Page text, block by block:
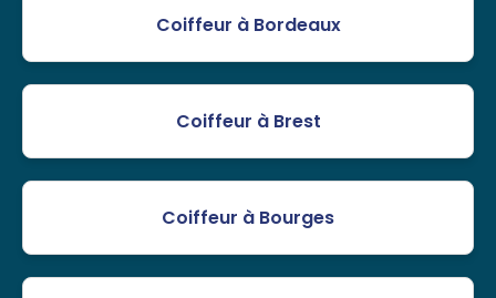
Coiffeur à Bordeaux
Coiffeur à Brest
Coiffeur à Bourges